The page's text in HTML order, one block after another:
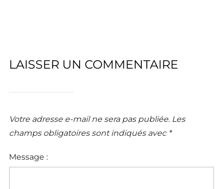
LAISSER UN COMMENTAIRE
Votre adresse e-mail ne sera pas publiée. Les
champs obligatoires sont indiqués avec *
Message :